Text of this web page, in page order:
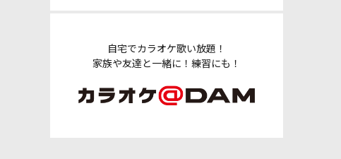
自宅でカラオケ歌い放題！
家族や友達と一緒に！練習にも！